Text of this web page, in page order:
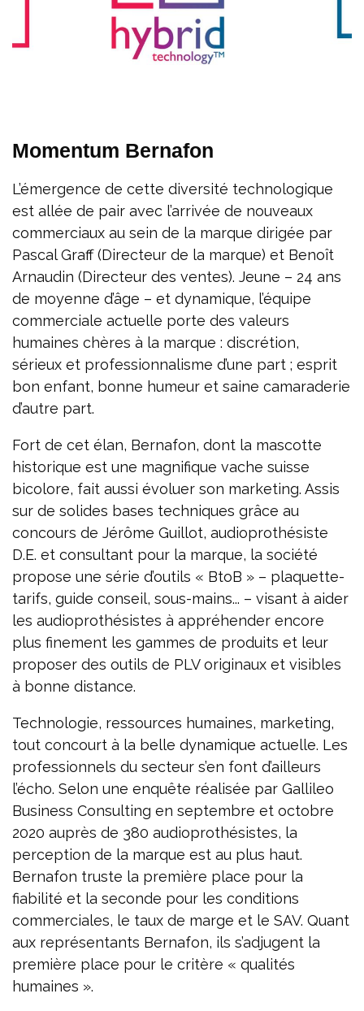
Momentum Bernafon
L’émergence de cette diversité technologique
est allée de pair avec l’arrivée de nouveaux
commerciaux au sein de la marque dirigée par
Pascal Graff (Directeur de la marque) et Benoît
Arnaudin (Directeur des ventes). Jeune – 24 ans
de moyenne d’âge – et dynamique, l’équipe
commerciale actuelle porte des valeurs
humaines chères à la marque : discrétion,
sérieux et professionnalisme d’une part ; esprit
bon enfant, bonne humeur et saine camaraderie
d’autre part.
Fort de cet élan, Bernafon, dont la mascotte
historique est une magnifique vache suisse
bicolore, fait aussi évoluer son marketing. Assis
sur de solides bases techniques grâce au
concours de Jérôme Guillot, audioprothésiste
D.E. et consultant pour la marque, la société
propose une série d’outils « BtoB » – plaquette-
tarifs, guide conseil, sous-mains... – visant à aider
les audioprothésistes à appréhender encore
plus finement les gammes de produits et leur
proposer des outils de PLV originaux et visibles
à bonne distance.
Technologie, ressources humaines, marketing,
tout concourt à la belle dynamique actuelle. Les
professionnels du secteur s’en font d’ailleurs
l’écho. Selon une enquête réalisée par Gallileo
Business Consulting en septembre et octobre
2020 auprès de 380 audioprothésistes, la
perception de la marque est au plus haut.
Bernafon truste la première place pour la
fiabilité et la seconde pour les conditions
commerciales, le taux de marge et le SAV. Quant
aux représentants Bernafon, ils s’adjugent la
première place pour le critère « qualités
humaines ».